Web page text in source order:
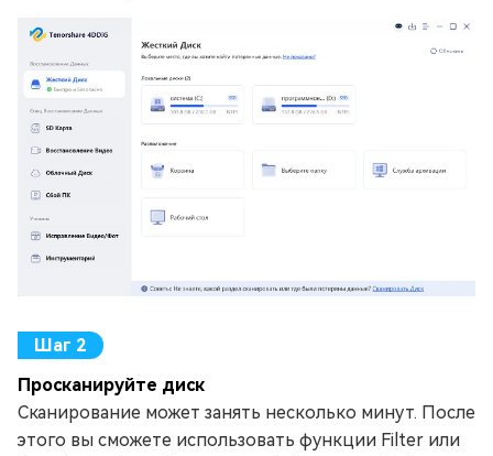
Просканируйте диск
Сканирование может занять несколько минут. После
этого вы сможете использовать функции Filter или